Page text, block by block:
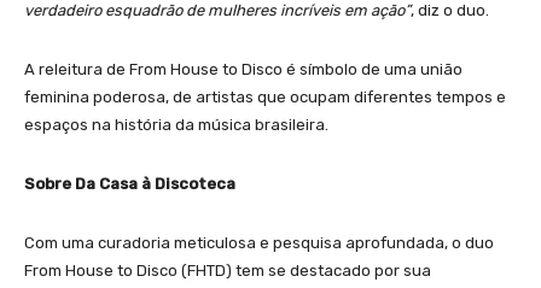
verdadeiro esquadrão de mulheres incríveis em ação”, diz o duo.
A releitura de From House to Disco é símbolo de uma união
feminina poderosa, de artistas que ocupam diferentes tempos e
espaços na história da música brasileira.
Sobre Da Casa à Discoteca
Com uma curadoria meticulosa e pesquisa aprofundada, o duo
From House to Disco (FHTD) tem se destacado por sua